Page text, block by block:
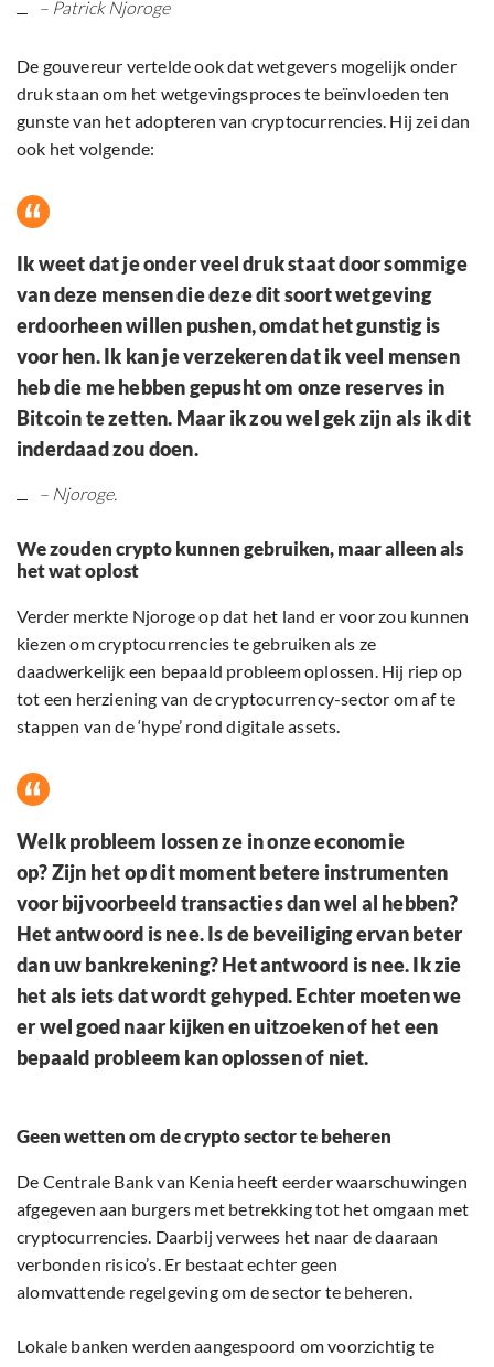
– Patrick Njoroge
De gouvereur vertelde ook dat wetgevers mogelijk onder
druk staan ​​om het wetgevingsproces te beïnvloeden ten
gunste van het adopteren van cryptocurrencies. Hij zei dan
ook het volgende:
Ik weet dat je onder veel druk staat door sommige
van deze mensen die deze dit soort wetgeving
erdoorheen willen pushen, omdat het gunstig is
voor hen. Ik kan je verzekeren dat ik veel mensen
heb die me hebben gepusht om onze reserves in
Bitcoin te zetten. Maar ik zou wel gek zijn als ik dit
inderdaad zou doen.
– Njoroge.
We zouden crypto kunnen gebruiken, maar alleen als
het wat oplost
Verder merkte Njoroge op dat het land er voor zou kunnen
kiezen om cryptocurrencies te gebruiken als ze
daadwerkelijk een bepaald probleem oplossen. Hij riep op
tot een herziening van de cryptocurrency-sector om af te
stappen van de ‘hype’ rond digitale assets.
Welk probleem lossen ze in onze economie
op? Zijn het op dit moment betere instrumenten
voor bijvoorbeeld transacties dan wel al hebben?
Het antwoord is nee. Is de beveiliging ervan beter
dan uw bankrekening? Het antwoord is nee. Ik zie
het als iets dat wordt gehyped. Echter moeten we
er wel goed naar kijken en uitzoeken of het een
bepaald probleem kan oplossen of niet.
Geen wetten om de crypto sector te beheren
De Centrale Bank van Kenia heeft eerder waarschuwingen
afgegeven aan burgers met betrekking tot het omgaan met
cryptocurrencies. Daarbij verwees het naar de daaraan
verbonden risico’s. Er bestaat echter geen
alomvattende regelgeving om de sector te beheren.
Lokale banken werden aangespoord om voorzichtig te